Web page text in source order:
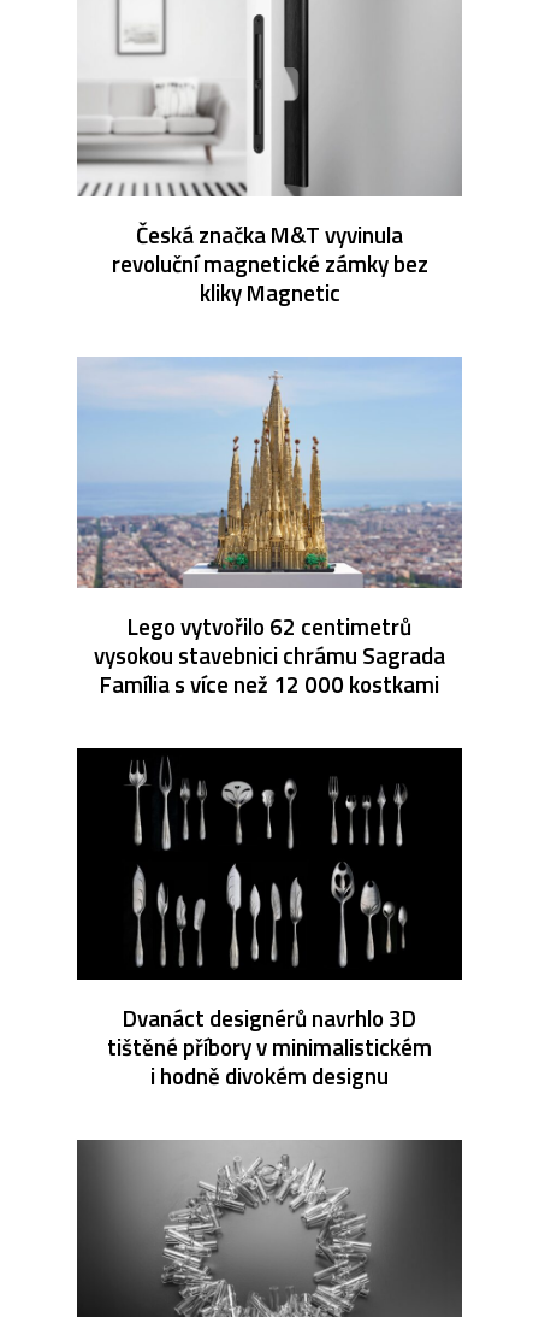
Česká značka M&T vyvinula
revoluční magnetické zámky bez
kliky Magnetic
Lego vytvořilo 62 centimetrů
vysokou stavebnici chrámu Sagrada
Família s více než 12 000 kostkami
Dvanáct designérů navrhlo 3D
tištěné příbory v minimalistickém
i hodně divokém designu